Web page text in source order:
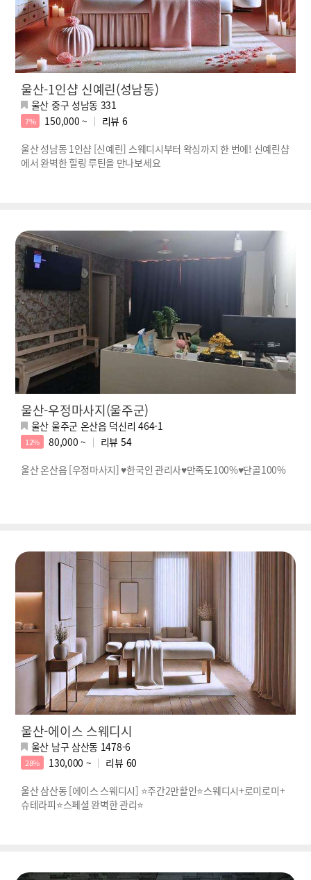
울산-1인샵 신예린(성남동)
울산 중구 성남동 331
7% 150,000 ~ 리뷰 6
울산 성남동 1인샵 [신예린] 스웨디시부터 왁싱까지 한 번에! 신예린샵
에서 완벽한 힐링 루틴을 만나보세요
울산-우정마사지(울주군)
울산 울주군 온산읍 덕신리 464-1
12% 80,000 ~ 리뷰 54
울산 온산읍 [우정마사지] ♥한국인 관리사♥만족도100%♥단골100%
울산-에이스 스웨디시
울산 남구 삼산동 1478-6
28% 130,000 ~ 리뷰 60
울산 삼산동 [에이스 스웨디시] ⭐주간2만할인⭐스웨디시+로미로미+
슈테라피⭐스페셜 완벽한 관리⭐